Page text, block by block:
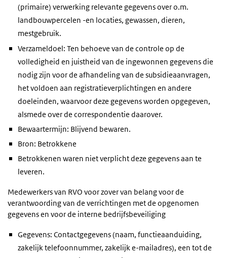
(primaire) verwerking relevante gegevens over o.m.
landbouwpercelen -en locaties, gewassen, dieren,
mestgebruik.
Verzameldoel: Ten behoeve van de controle op de
volledigheid en juistheid van de ingewonnen gegevens die
nodig zijn voor de afhandeling van de subsidieaanvragen,
het voldoen aan registratieverplichtingen en andere
doeleinden, waarvoor deze gegevens worden opgegeven,
alsmede over de correspondentie daarover.
Bewaartermijn: Blijvend bewaren.
Bron: Betrokkene
Betrokkenen waren niet verplicht deze gegevens aan te
leveren.
Medewerkers van RVO voor zover van belang voor de
verantwoording van de verrichtingen met de opgenomen
gegevens en voor de interne bedrijfsbeveiliging
Gegevens: Contactgegevens (naam, functieaanduiding,
zakelijk telefoonnummer, zakelijk e-mailadres), een tot de